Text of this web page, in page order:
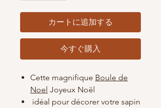
カートに追加する
今すぐ購入
Cette magnifique Boule de
Noel Joyeux Noël
idéal pour décorer votre sapin